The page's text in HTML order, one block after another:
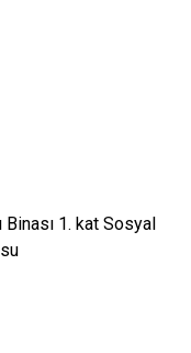
:
1. kat Sosyal
Bürosu